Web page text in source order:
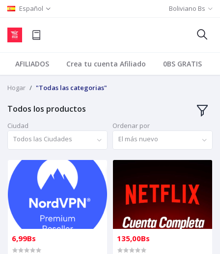
Español Boliviano Bs
AFILIADOS Crea tu cuenta Afiliado 0BS GRATIS
Hogar "Todas las categorias"
Todos los productos
Ciudad
Todos las Ciudades
Ordenar por
El más nuevo
6,99Bs 135,00Bs